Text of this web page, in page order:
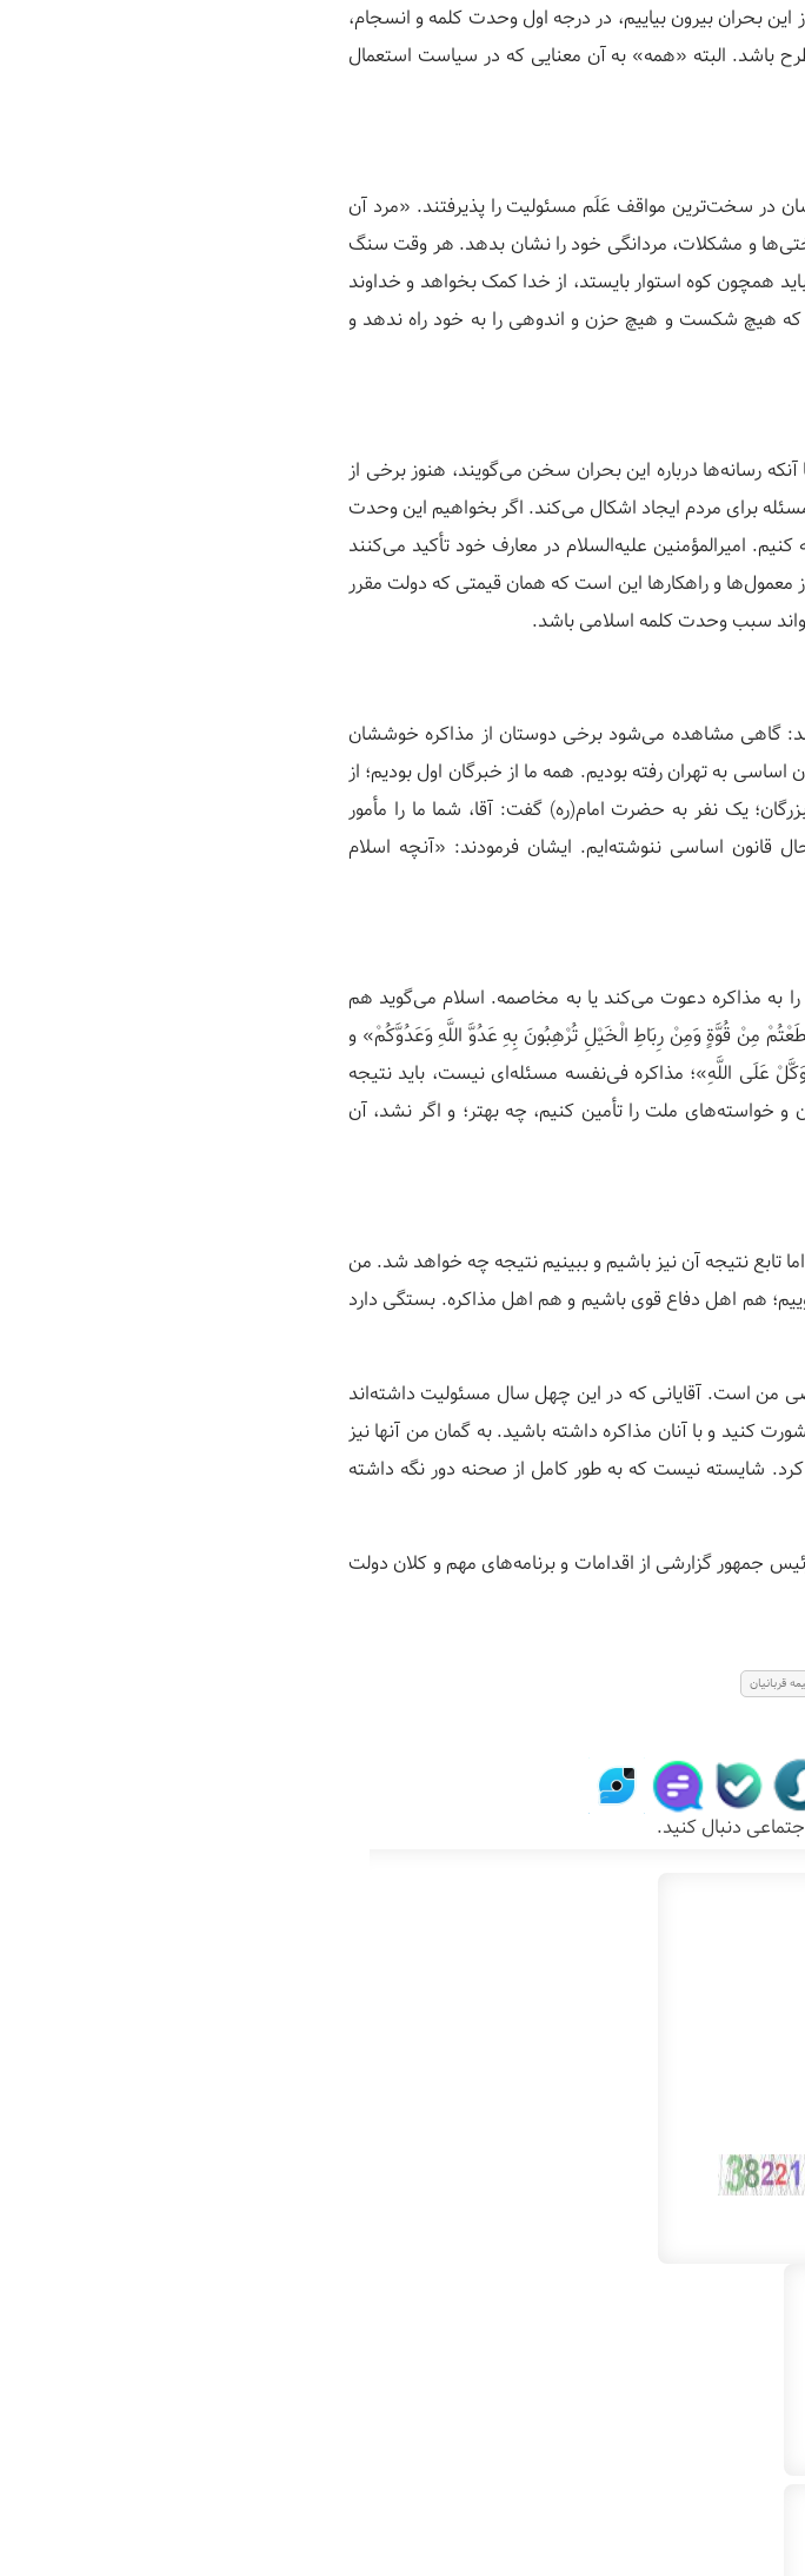
بحران بیرون بیاییم، در درجه اول وحدت کلمه و انسجام،
باشد. البته «همه» به آن معنایی که در سیاست استعمال
در سخت‌ترین مواقف عَلَم مسئولیت را پذیرفتند. «مرد آن
و مشکلات، مردانگی خود را نشان بدهد. هر وقت سنگ
همچون کوه استوار بایستد، از خدا کمک بخواهد و خداوند
هیچ شکست و هیچ حزن و اندوهی را به خود راه ندهد و
آنکه رسانه‌ها درباره این بحران سخن می‌گویند، هنوز برخی از
برای مردم ایجاد اشکال می‌کند. اگر بخواهیم این وحدت
امیرالمؤمنین علیه‌السلام در معارف خود تأکید می‌کنند
معمول‌ها و راهکارها این است که همان قیمتی که دولت مقرر
سبب وحدت کلمه اسلامی باشد.
گاهی مشاهده می‌شود برخی دوستان از مذاکره خوششان
به تهران رفته بودیم. همه ما از خبرگان اول بودیم؛ از
یک نفر به حضرت امام(ره) گفت: آقا، شما ما را مأمور
قانون اساسی ننوشته‌ایم. ایشان فرمودند: «آنچه اسلام
را به مذاکره دعوت می‌کند یا به مخاصمه. اسلام می‌گوید هم
مِنْ قُوَّةٍ وَمِنْ رِبَاطِ الْخَیْلِ تُرْهِبُونَ بِهِ عَدُوَّ اللَّهِ وَعَدُوَّکُمْ» و
عَلَی اللَّهِ»؛ مذاکره فی‌نفسه مسئله‌ای نیست، باید نتیجه
و خواسته‌های ملت را تأمین کنیم، چه بهتر؛ و اگر نشد، آن
تابع نتیجه آن نیز باشیم و ببینیم نتیجه چه خواهد شد. من
هم اهل دفاع قوی باشیم و هم اهل مذاکره. بستگی دارد
من است. آقایانی که در این چهل سال مسئولیت داشته‌اند
کنید و با آنان مذاکره داشته باشید. به گمان من آنها نیز
کرد. شایسته نیست که به طور کامل از صحنه دور نگه داشته
جمهور گزارشی از اقدامات و برنامه‌های مهم و کلان دولت
قربانيان
دنبال کنید.